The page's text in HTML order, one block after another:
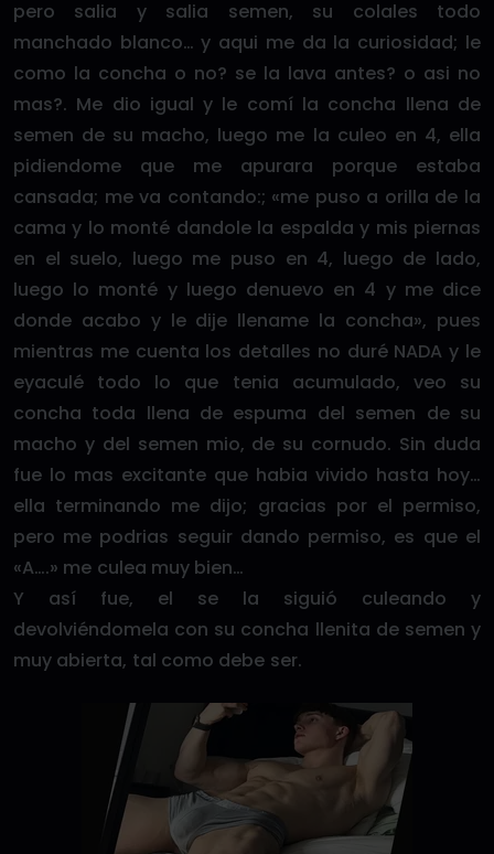
pero salia y salia semen, su colales todo
manchado blanco… y aqui me da la curiosidad; le
como la concha o no? se la lava antes? o asi no
mas?. Me dio igual y le comí la concha llena de
semen de su macho, luego me la culeo en 4, ella
pidiendome que me apurara porque estaba
cansada; me va contando:; «me puso a orilla de la
cama y lo monté dandole la espalda y mis piernas
en el suelo, luego me puso en 4, luego de lado,
luego lo monté y luego denuevo en 4 y me dice
donde acabo y le dije llename la concha», pues
mientras me cuenta los detalles no duré NADA y le
eyaculé todo lo que tenia acumulado, veo su
concha toda llena de espuma del semen de su
macho y del semen mio, de su cornudo. Sin duda
fue lo mas excitante que habia vivido hasta hoy…
ella terminando me dijo; gracias por el permiso,
pero me podrias seguir dando permiso, es que el
«A….» me culea muy bien…
Y así fue, el se la siguió culeando y
devolviéndomela con su concha llenita de semen y
muy abierta, tal como debe ser.